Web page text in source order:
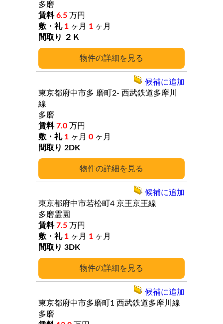
詳細
多磨
6.5 万円
1 ヶ月 1 ヶ月
２Ｋ
詳細
東京都府中市多 磨町2- 西武鉄道多摩川
線
多磨
7.0 万円
1 ヶ月 0 ヶ月
2DK
候補に追加
詳細
東京都府中市若松町4 京王京王線
多磨霊園
7.5 万円
1 ヶ月 1 ヶ月
3DK
候補に追加
東京都府中市多磨町1 西武鉄道多摩川線
多磨
候補に追加